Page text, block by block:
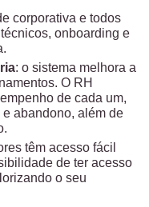
corporativa e todos
onboarding e
: o sistema melhora a
O RH
de cada um,
abandono, além de
têm acesso fácil
de ter acesso
o seu